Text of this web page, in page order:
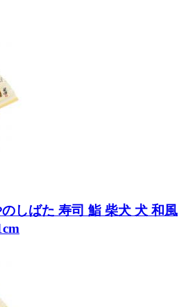
しばた 寿司 鮨 柴犬 犬 和風